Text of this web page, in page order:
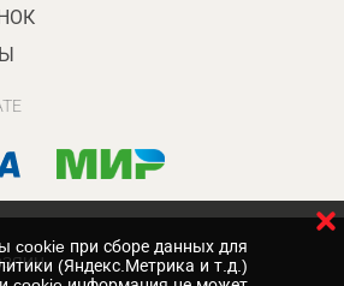
cookie при сборе данных для
(Яндекс.Метрика и т.д.)